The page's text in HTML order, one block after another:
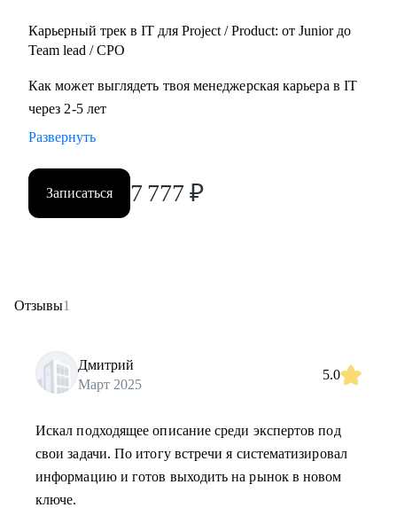
Карьерный трек в IT для Project / Product: от Junior до
Team lead / CPO
Как может выглядеть твоя менеджерская карьера в IT
через 2-5 лет
Развернуть
Записаться 7 777 ₽
Отзывы1
Дмитрий
Март 2025
5.0
Искал подходящее описание среди экспертов под
свои задачи. По итогу встречи я систематизировал
информацию и готов выходить на рынок в новом
ключе.